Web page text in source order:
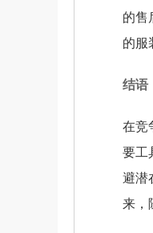
的售
的服
结语
在竞
要工
避潜
来，